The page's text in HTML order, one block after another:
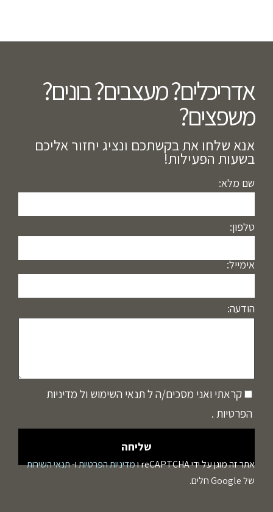
אדריכלים? מעצבים? בונים?
משפצים?​
אנא שלחו את בקשתכם ונציג יחזור אליכם
בשעות הפעילות!
שם מלא:
טלפון:
אימייל:
הודעה:
קראתי ואני מסכים/ה ל תנאי השימוש ול מדיניות
הפרטיות .
אתר זה מוגן על ידי reCAPTCHA ו מדיניות הפרטיותו-תנאי השירות
של Google חלים.